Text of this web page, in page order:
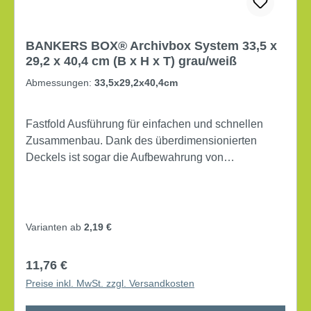
BANKERS BOX® Archivbox System 33,5 x
29,2 x 40,4 cm (B x H x T) grau/weiß
Abmessungen: 33,5x29,2x40,4cm
Fastfold Ausführung für einfachen und schnellen
Zusammenbau. Dank des überdimensionierten
Deckels ist sogar die Aufbewahrung von
DIN A4 mit Deckel mit Archivdruck Lieferung gefaltet
Varianten ab 2,19 €
Regulärer Preis:
11,76 €
Preise inkl. MwSt. zzgl. Versandkosten